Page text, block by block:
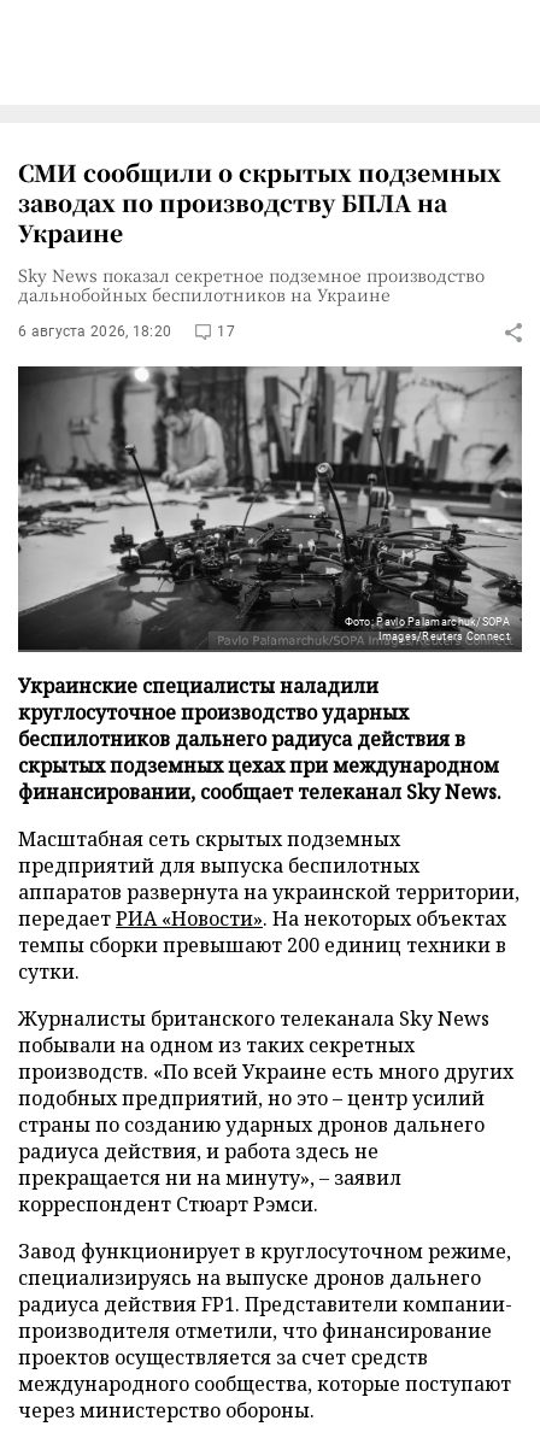
СМИ сообщили о скрытых подземных
заводах по производству БПЛА на
Украине
Sky News показал секретное подземное производство
дальнобойных беспилотников на Украине
6 августа 2026, 18:20 17
Фото: Pavlo Palamarchuk/SOPA
Images/Reuters Connect
Украинские специалисты наладили
круглосуточное производство ударных
беспилотников дальнего радиуса действия в
скрытых подземных цехах при международном
финансировании, сообщает телеканал Sky News.
Масштабная сеть скрытых подземных
предприятий для выпуска беспилотных
аппаратов развернута на украинской территории,
передаетРИА «Новости». На некоторых объектах
темпы сборки превышают 200 единиц техники в
сутки.
Журналисты британского телеканала Sky News
побывали на одном из таких секретных
производств. «По всей Украине есть много других
подобных предприятий, но это – центр усилий
страны по созданию ударных дронов дальнего
радиуса действия, и работа здесь не
прекращается ни на минуту», – заявил
корреспондент Стюарт Рэмси.
Завод функционирует в круглосуточном режиме,
специализируясь на выпуске дронов дальнего
радиуса действия FP1. Представители компании-
производителя отметили, что финансирование
проектов осуществляется за счет средств
международного сообщества, которые поступают
через министерство обороны.